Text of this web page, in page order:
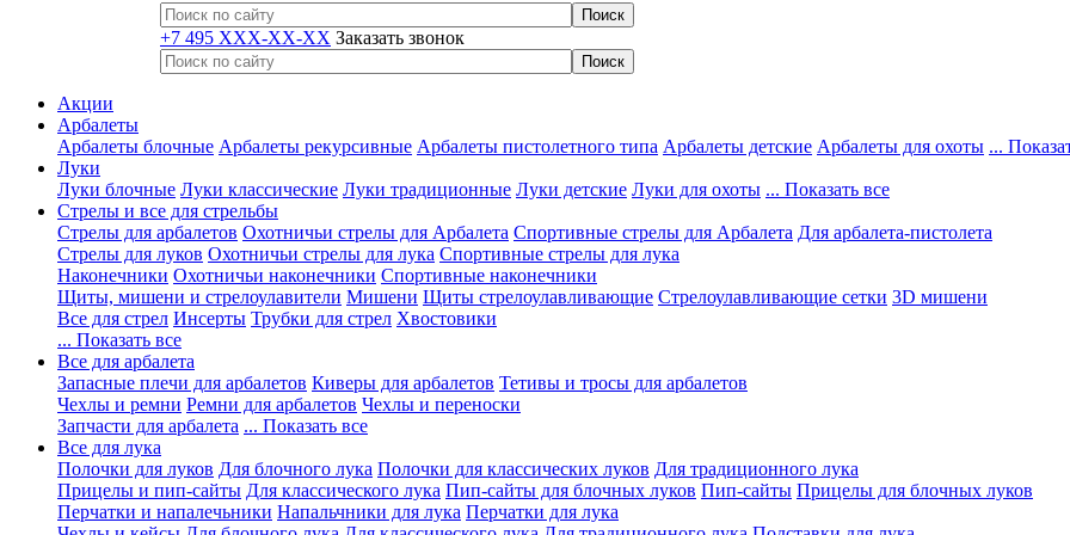
+7 495 XXX-XX-XX Заказать звонок
Акции
Арбалеты
Арбалеты блочные Арбалеты рекурсивные Арбалеты пистолетного типа Арбалеты детские Арбалеты для охоты ...
Луки
Луки блочные Луки классические Луки традиционные Луки детские Луки для охоты ... Показать все
Стрелы и все для стрельбы
Стрелы для арбалетов Охотничьи стрелы для Арбалета Спортивные стрелы для Арбалета Для арбалета-пистолета
Стрелы для луков Охотничьи стрелы для лука Спортивные стрелы для лука
Наконечники Охотничьи наконечники Спортивные наконечники
Щиты, мишени и стрелоулавители Мишени Щиты стрелоулавливающие Стрелоулавливающие сетки 3D мишени
Все для стрел Инсерты Трубки для стрел Хвостовики
... Показать все
Все для арбалета
Запасные плечи для арбалетов Киверы для арбалетов Тетивы и тросы для арбалетов
Чехлы и ремни Ремни для арбалетов Чехлы и переноски
Запчасти для арбалета ... Показать все
Все для лука
Полочки для луков Для блочного лука Полочки для классических луков Для традиционного лука
Прицелы и пип-сайты Для классического лука Пип-сайты для блочных луков Пип-сайты Прицелы для блочных луков
Перчатки и напалечьники Напальчники для лука Перчатки для лука